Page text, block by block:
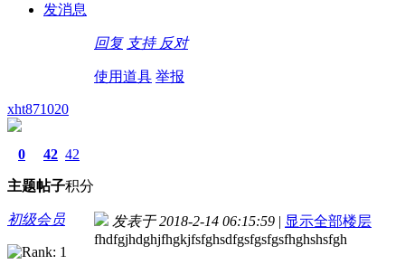
发消息
回复 支持 反对
使用道具 举报
xht871020
0
主题
42
帖子
42
积分
初级会员 发表于 2018-2-14 06:15:59 | 显示全部楼层
fhdfgjhdghjfhgkjfsfghsdfgsfgsfgsfhghshsfgh